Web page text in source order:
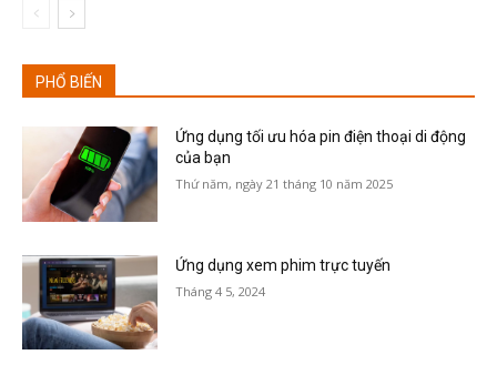
PHỔ BIẾN
Ứng dụng tối ưu hóa pin điện thoại di động
của bạn
Thứ năm, ngày 21 tháng 10 năm 2025
Ứng dụng xem phim trực tuyến
Tháng 4 5, 2024